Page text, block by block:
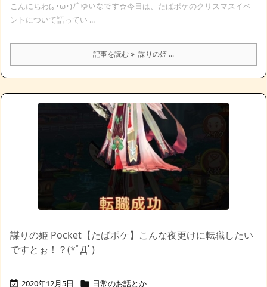
こんにちわ(｡･ω･)ﾉﾞゆいなです☆今日は、たばポケのクリスマスイベ
ントについて語ってい ...
記事を読む 謀りの姫 ...
謀りの姫 Pocket【たばポケ】こんな夜更けに転職したい
ですとぉ！？(*ﾟДﾟ)
 2020年12月5日  日常のお話とか